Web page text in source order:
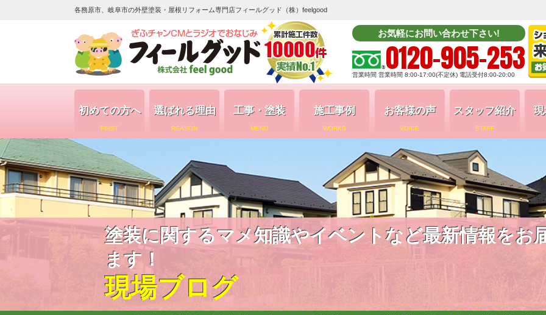
各務原市、岐阜市の外壁塗装・屋根リフォーム専門店フィールグッド（株）feelgood
お気軽にお問い合わせ下さい!
0120-905-253
営業時間 営業時間 8:00-17:00(不定休) 電話受付8:00-20:00
初めての方へ
FIRST
選ばれる理由
REASON
工事・塗装
MENU
施工事例
WORKS
お客様の声
VOICE
スタッフ紹介
STAFF
塗装に関するマメ知識やイベントなど最新情報をお
ます！
現場ブログ